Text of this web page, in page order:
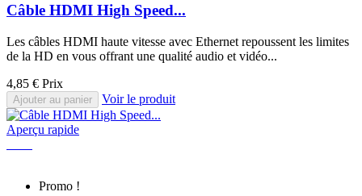
Câble HDMI High Speed...
Les câbles HDMI haute vitesse avec Ethernet repoussent les limites
de la HD en vous offrant une qualité audio et vidéo...
4,85 € Prix
Ajouter au panier Voir le produit
Aperçu rapide
Promo !